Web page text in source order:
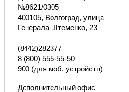
№8621/0305
400105, Волгоград, улица
Генерала Штеменко, 23
(8442)282377
8 (800) 555-55-50
900 (для моб. устройств)
Дополнительный офис